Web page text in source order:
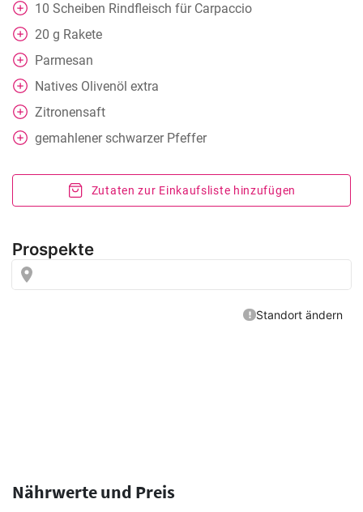
10 Scheiben Rindfleisch für Carpaccio
20 g Rakete
Parmesan
Natives Olivenöl extra
Zitronensaft
gemahlener schwarzer Pfeffer
Zutaten zur Einkaufsliste hinzufügen
Nährwerte und Preis